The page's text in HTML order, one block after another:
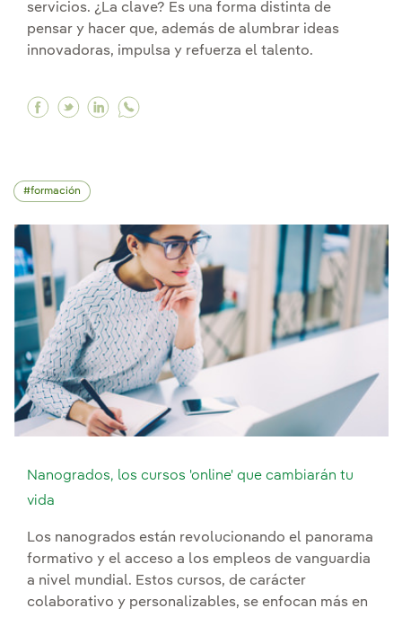
servicios. ¿La clave? Es una forma distinta de
pensar y hacer que, además de alumbrar ideas
innovadoras, impulsa y refuerza el talento.
Facebook 'Design Thinking': una forma
Twitter 'Design Thinking': una forma
Linkedin 'Design Thinking': una forma
formación
Nanogrados, los cursos 'online' que cambiarán tu
vida
Los nanogrados están revolucionando el panorama
formativo y el acceso a los empleos de vanguardia
a nivel mundial. Estos cursos, de carácter
colaborativo y personalizables, se enfocan más en